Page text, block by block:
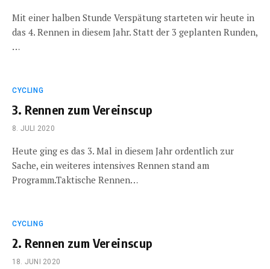
Mit einer halben Stunde Verspätung starteten wir heute in
das 4. Rennen in diesem Jahr. Statt der 3 geplanten Runden,
…
CYCLING
3. Rennen zum Vereinscup
8. JULI 2020
Heute ging es das 3. Mal in diesem Jahr ordentlich zur
Sache, ein weiteres intensives Rennen stand am
Programm.Taktische Rennen…
CYCLING
2. Rennen zum Vereinscup
18. JUNI 2020